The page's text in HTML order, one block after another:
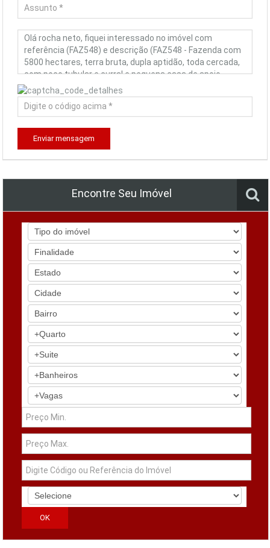
Enviar mensagem
Encontre Seu Imóvel